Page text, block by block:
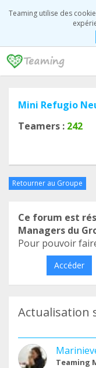
Teaming utilise des
Mini Refugio
Teamers : 242
Retourner au Groupe
Ce forum est
Managers du
Pour pouvoir
Accéder
Actualisation
Teaming